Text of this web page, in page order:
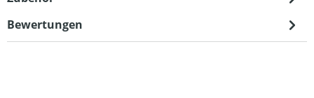
Bewertungen